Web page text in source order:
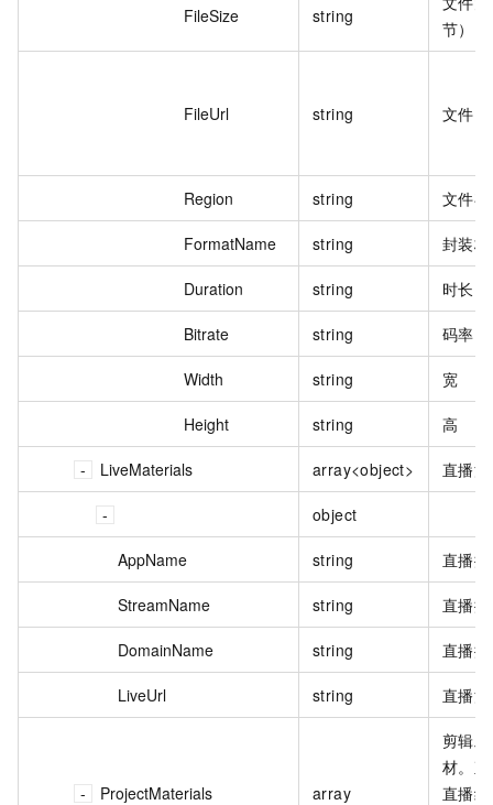
FileSize string
节）
FileUrl string 文件
Region string 文件
FormatName string 封装
Duration string 时长
Bitrate string 码率
Width string 宽
Height string 高
LiveMaterials array<object> 直播
object
AppName string 直播
StreamName string 直播
DomainName string 直播
LiveUrl string 直播
ProjectMaterials array
剪辑
材。
直播